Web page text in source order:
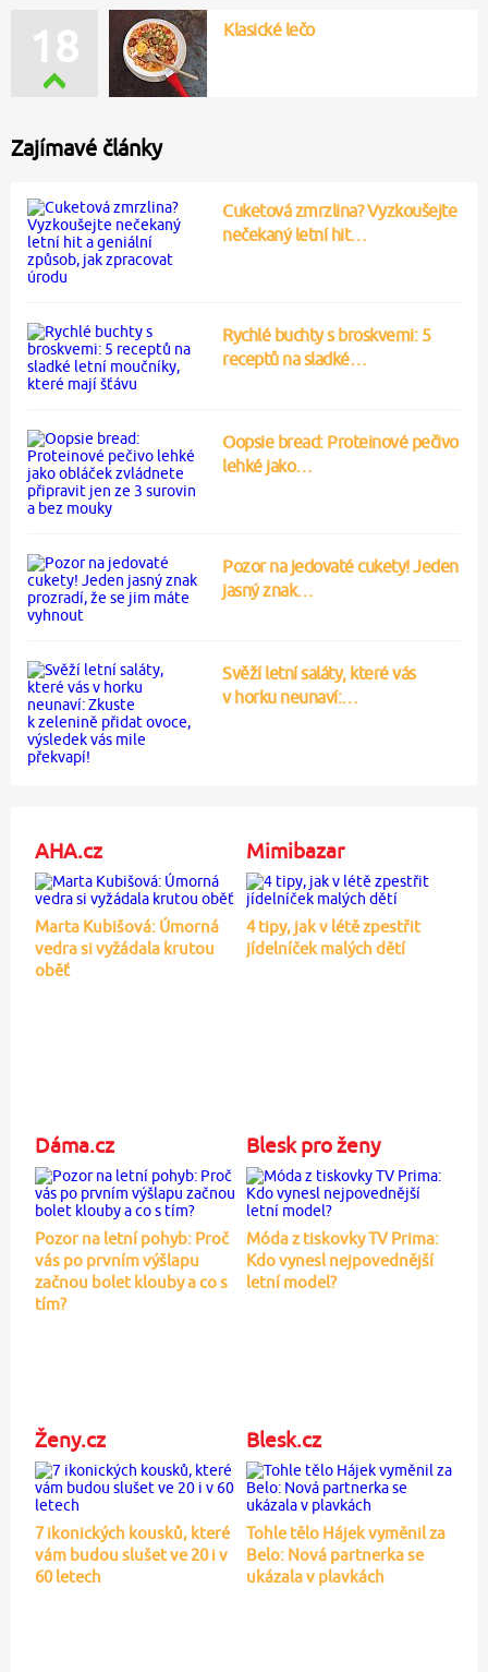
18 Klasické lečo
Zajímavé články
Cuketová zmrzlina? Vyzkoušejte
nečekaný letní hit…
Rychlé buchty s broskvemi: 5
receptů na sladké…
Oopsie bread: Proteinové pečivo
lehké jako…
Pozor na jedovaté cukety! Jeden
jasný znak…
Svěží letní saláty, které vás
v horku neunaví:…
AHA.cz
Marta Kubišová: Úmorná
vedra si vyžádala krutou
oběť
Mimibazar
4 tipy, jak v létě zpestřit
jídelníček malých dětí
Dáma.cz
Pozor na letní pohyb: Proč
vás po prvním výšlapu
začnou bolet klouby a co s
tím?
Blesk pro ženy
Móda z tiskovky TV Prima:
Kdo vynesl nejpovednější
letní model?
Ženy.cz
7 ikonických kousků, které
vám budou slušet ve 20 i v
60 letech
Blesk.cz
Tohle tělo Hájek vyměnil za
Belo: Nová partnerka se
ukázala v plavkách